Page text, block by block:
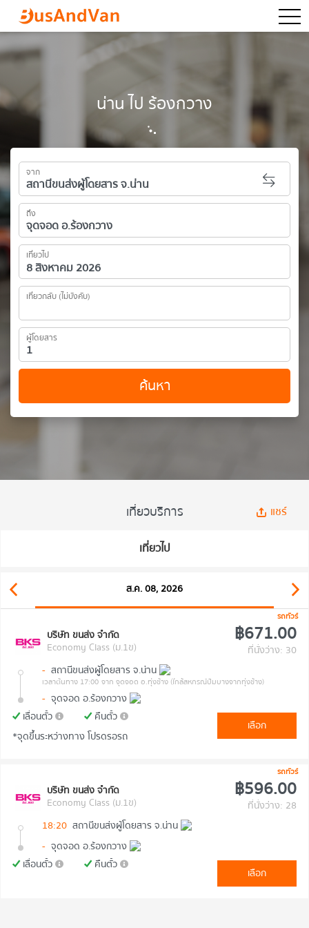
น่าน ไป ร้องกวาง
จาก
ถึง
เที่ยวไป
เที่ยวกลับ (ไม่บังคับ)
ผู้โดยสาร
ค้นหา
เที่ยวบริการ แชร์
เที่ยวไป
ส.ค. 08, 2026
รถทัวร์
บริษัท ขนส่ง จำกัด
Economy Class (ม.1ข)
฿671.00
ที่นั่งว่าง: 30
- สถานีขนส่งผู้โดยสาร จ.น่าน
เวลาต้นทาง 17:00 จาก จุดจอด อ.ทุ่งช้าง (ใกล้สหกรณ์ปั๊มบางจากทุ่งช้าง)
- จุดจอด อ.ร้องกวาง
เลื่อนตั๋ว
คืนตั๋ว
*จุดขึ้นระหว่างทาง โปรดรอรถ
เลือก
รถทัวร์
บริษัท ขนส่ง จำกัด
Economy Class (ม.1ข)
฿596.00
ที่นั่งว่าง: 28
18:20 สถานีขนส่งผู้โดยสาร จ.น่าน
- จุดจอด อ.ร้องกวาง
เลื่อนตั๋ว
คืนตั๋ว
เลือก